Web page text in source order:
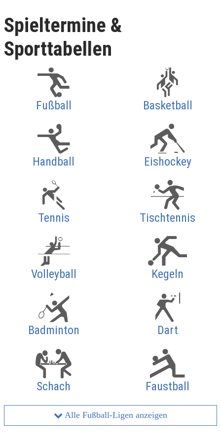
Spieltermine &
Sporttabellen
Fußball Basketball
Handball Eishockey
Tennis Tischtennis
Volleyball Kegeln
Badminton Dart
Schach Faustball
Alle Fußball-Ligen anzeigen